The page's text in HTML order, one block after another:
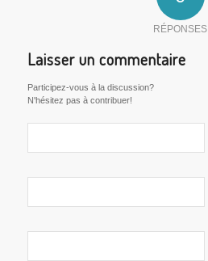
RÉPONSES
Laisser un commentaire
Participez-vous à la discussion?
N'hésitez pas à contribuer!